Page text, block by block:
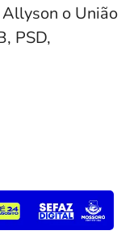
o União
PSD,